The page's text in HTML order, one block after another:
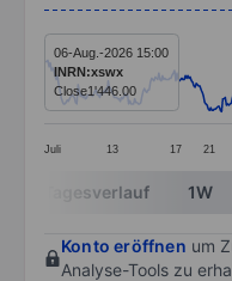
Line chart with 332
The chart has 1 X
The chart has 1 Y
Juli 13 17 21
06-Aug.-2026 15:00
INRN:xswx
Close1'446.00
End of interactive
Tagesverlauf 1W
Konto eröffnen um
Analyse-Tools zu